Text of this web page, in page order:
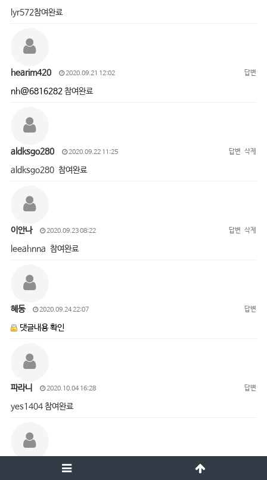
lyr572참여완료
hearim420 2020.09.21 12:02 답변
nh@6816282참여완료
aldksgo280 2020.09.22 11:25 답변 삭제
aldksgo280 참여완료
이안나 2020.09.23 08:22 답변 삭제
leeahnna 참여완료
혜동 2020.09.24 22:07 답변
댓글내용 확인
파라니 2020.10.04 16:28 답변
yes1404 참여완료
2020.10.05 15:01